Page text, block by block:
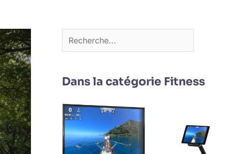
Dans la catégorie Fitness